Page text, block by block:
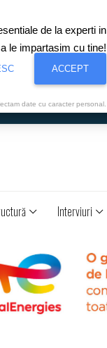
Interviuri
de la experti in
le impartasim cu tine!
ACCEPT
date cu caracter personal.